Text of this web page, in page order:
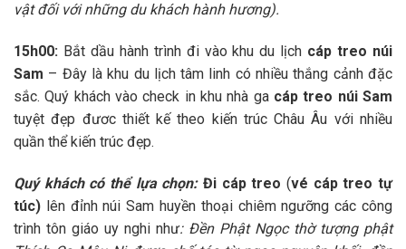
vật đối với những du khách hành hương).
15h00: Bắt dầu hành trình đi vào khu du lịch cáp treo núi
Sam – Đây là khu du lịch tâm linh có nhiều thắng cảnh đặc
sắc.Quý khách vào check in khu nhà ga cáp treo núi Sam
tuyệt đẹp đươc thiết kế theo kiến trúc Châu Âu với nhiều
quần thể kiến trúc đẹp.
Quý khách có thể lựa chọn: Đi cáp treo (vé cáp treo tự
túc) lên đỉnh núi Sam huyền thoại chiêm ngưỡng các công
trình tôn giáo uy nghi như: Đền Phật Ngọc thờ tượng phật